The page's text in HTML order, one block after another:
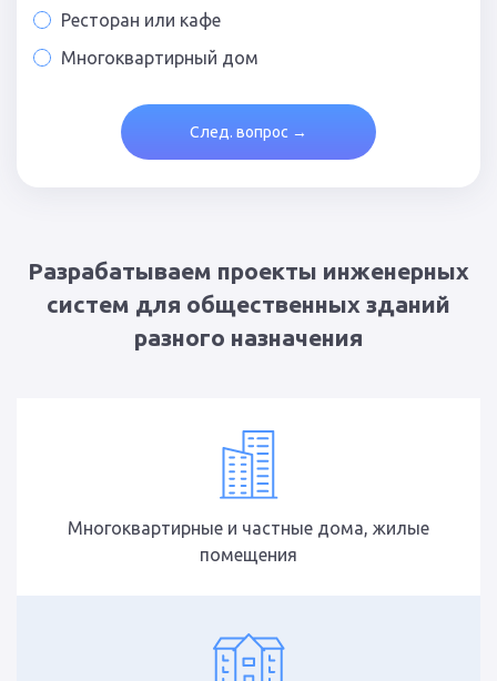
Ресторан или кафе
Многоквартирный дом
След. вопрос →
Разрабатываем проекты инженерных
систем для общественных зданий
разного назначения
Многоквартирные и частные дома, жилые
помещения